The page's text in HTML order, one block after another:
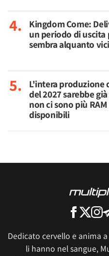
Kingdom Come:
un periodo di uscita
sembra alquanto
L'intera produzione
del 2027 sarebbe
non ci sono più RAM
disponibili
Dedicato cervello e anima
li hanno nel sangue,